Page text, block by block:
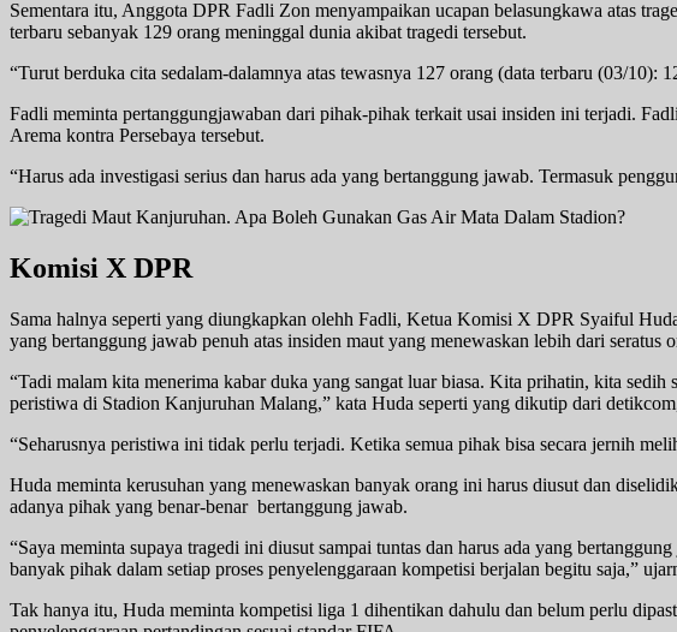
Sementara itu, Anggota DPR Fadli Zon menyampaikan ucapan belasungkawa atas
terbaru sebanyak 129 orang meninggal dunia akibat tragedi tersebut.
“Turut berduka cita sedalam-dalamnya atas tewasnya 127 orang (data terbaru (03/
Fadli meminta pertanggungjawaban dari pihak-pihak terkait usai insiden ini terjadi.
Arema kontra Persebaya tersebut.
“Harus ada investigasi serius dan harus ada yang bertanggung jawab. Termasuk
Komisi X DPR
Sama halnya seperti yang diungkapkan olehh Fadli, Ketua Komisi X DPR Syaiful
yang bertanggung jawab penuh atas insiden maut yang menewaskan lebih dari seratus
“Tadi malam kita menerima kabar duka yang sangat luar biasa. Kita prihatin, kita
peristiwa di Stadion Kanjuruhan Malang,” kata Huda seperti yang dikutip dari
“Seharusnya peristiwa ini tidak perlu terjadi. Ketika semua pihak bisa secara jernih
Huda meminta kerusuhan yang menewaskan banyak orang ini harus diusut dan
adanya pihak yang benar-benar bertanggung jawab.
“Saya meminta supaya tragedi ini diusut sampai tuntas dan harus ada yang
banyak pihak dalam setiap proses penyelenggaraan kompetisi berjalan begitu saja,”
Tak hanya itu, Huda meminta kompetisi liga 1 dihentikan dahulu dan belum perlu